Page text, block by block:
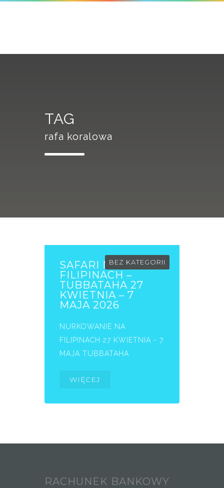
TAG
rafa koralowa
BEZ KATEGORII
SAFARI NA
FILIPINACH –
TUBBATAHA 27
KWIETNIA – 7
MAJA 2026
NURKOWANIE NA
FILIPINACH 27 KWIETNIA - 7
MAJA TUBBATAHA
WIĘCEJ
RACHUNEK BANKOWY